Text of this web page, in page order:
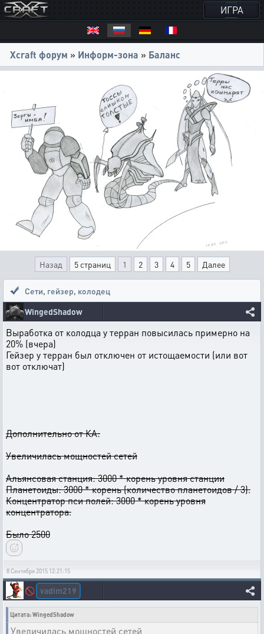
ИГРА
Xcraft форум » Информ-зона » Баланс
Назад 5 страниц 1 2 3 4 5 Далее
Сети, гейзер, колодец
WingedShadow
Выработка от колодца у терран повысилась примерно на
20% (вчера)
Гейзер у терран был отключен от истощаемости (или вот
вот отключат)
Дополнительно от КА:
Увеличилась мощностей сетей
Альянсовая станция: 3000 * корень уровня станции
Планетоиды: 3000 * корень (количество планетоидов / 3).
Концентратор пси полей: 3000 * корень уровня
концентратора.
Было 2500
8 Сентября 2015 12:21:15
🚫 vadim219
Цитата: WingedShadow
Увеличилась мощностей сетей